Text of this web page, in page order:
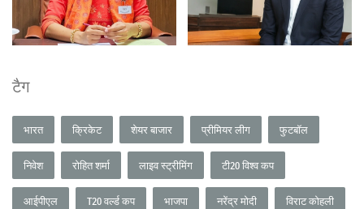
टैग
भारत क्रिकेट शेयर बाजार प्रीमियर लीग फुटबॉल
निवेश रोहित शर्मा लाइव स्ट्रीमिंग टी20 विश्व कप
आईपीएल T20 वर्ल्ड कप भाजपा नरेंद्र मोदी विराट कोहली